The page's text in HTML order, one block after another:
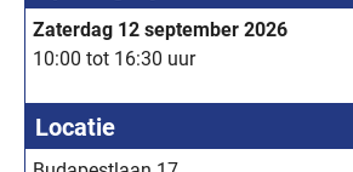
Zaterdag 12 september 2026
10:00 tot 16:30 uur
Locatie